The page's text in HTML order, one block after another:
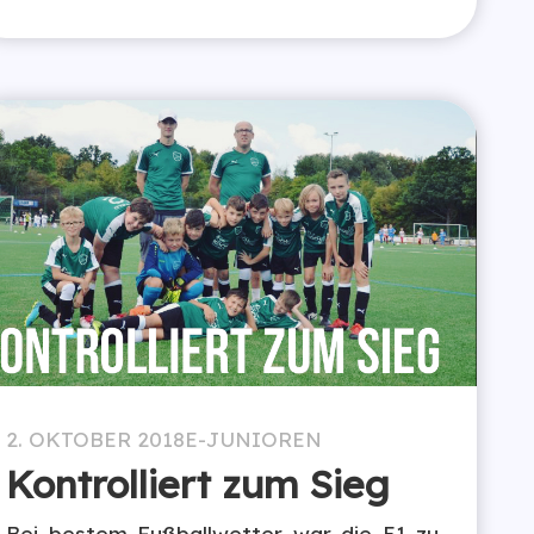
2. OKTOBER 2018E-JUNIOREN
Kontrolliert zum Sieg